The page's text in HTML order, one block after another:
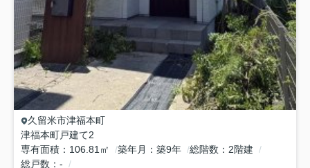
久留米市津福本町
津福本町戸建て2
専有面積
106.81㎡ 築年月 築9年 総階数
2階建
総戸数
-